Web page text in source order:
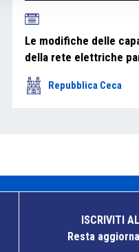
Le modifiche delle
della rete elettriche
Repubblica Ceca
ISCRIVITI
Resta